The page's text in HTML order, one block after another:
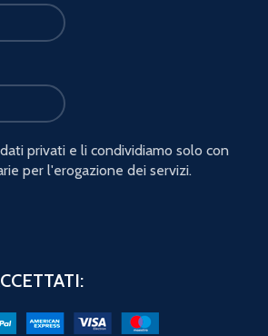
privati e li condividiamo solo con
per l'erogazione dei servizi.